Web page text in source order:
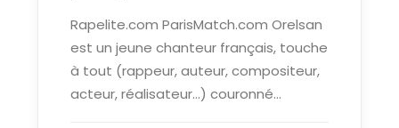
Rapelite.com ParisMatch.com Orelsan
est un jeune chanteur français, touche
à tout (rappeur, auteur, compositeur,
acteur, réalisateur...) couronné…